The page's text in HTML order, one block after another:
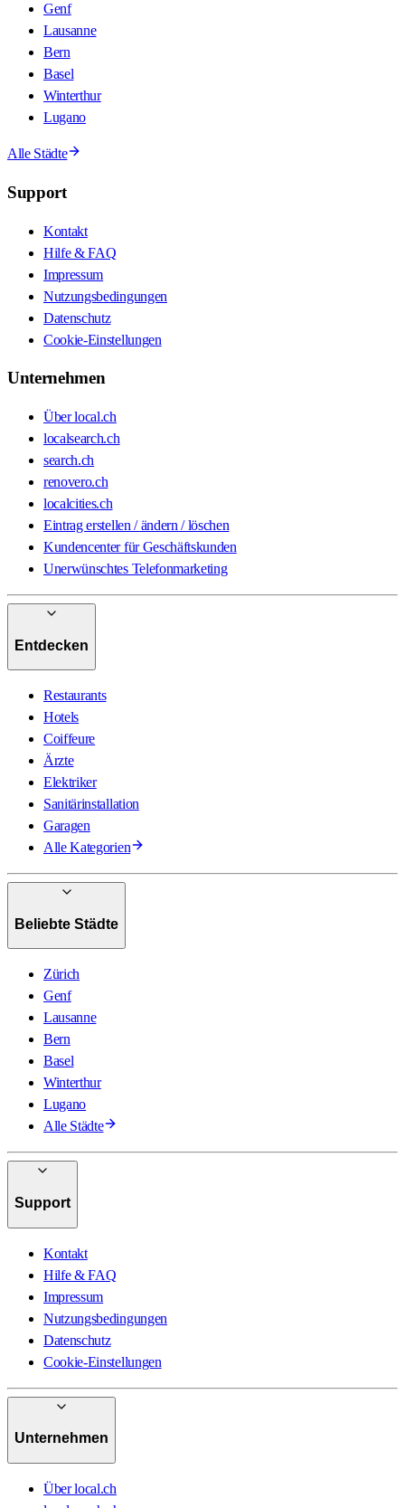
Genf
Lausanne
Bern
Basel
Winterthur
Lugano
Alle Städte
Support
Kontakt
Hilfe & FAQ
Impressum
Nutzungsbedingungen
Datenschutz
Cookie-Einstellungen
Unternehmen
Über local.ch
localsearch.ch
search.ch
renovero.ch
localcities.ch
Eintrag erstellen / ändern / löschen
Kundencenter für Geschäftskunden
Unerwünschtes Telefonmarketing
Entdecken
Restaurants
Hotels
Coiffeure
Ärzte
Elektriker
Sanitärinstallation
Garagen
Alle Kategorien
Beliebte Städte
Zürich
Genf
Lausanne
Bern
Basel
Winterthur
Lugano
Alle Städte
Support
Kontakt
Hilfe & FAQ
Impressum
Nutzungsbedingungen
Datenschutz
Cookie-Einstellungen
Unternehmen
Über local.ch